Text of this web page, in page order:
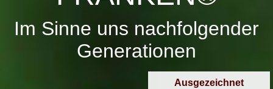
Im Sinne uns nachfolgender
Generationen
Ausgezeichnet